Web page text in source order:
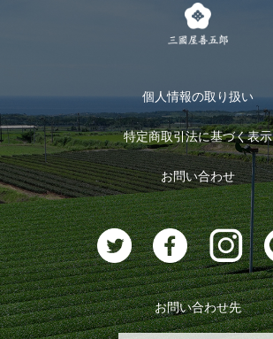
個人情報の取り扱い
特定商取引法に基づく表示
お問い合わせ
お問い合わせ先